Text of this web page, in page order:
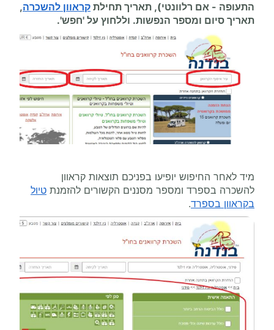
התעופה - אם רלוונטי), תאריך תחילת קראוון להשכרה,
תאריך סיום ומספר הנפשות. וללחוץ על 'חפש'.
מיד לאחר החיפוש יופיעו בפניכם תוצאות קראוון
להשכרה בספרד ומספר מסננים הקשורים להזמנת טיול
בקראוון בספרד.